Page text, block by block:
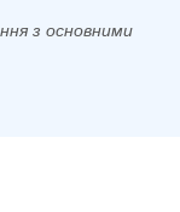
з основними